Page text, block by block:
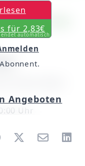
Chors des
Unterrieden
Uhr
für 2,83€
endet automatisch
Angeboten